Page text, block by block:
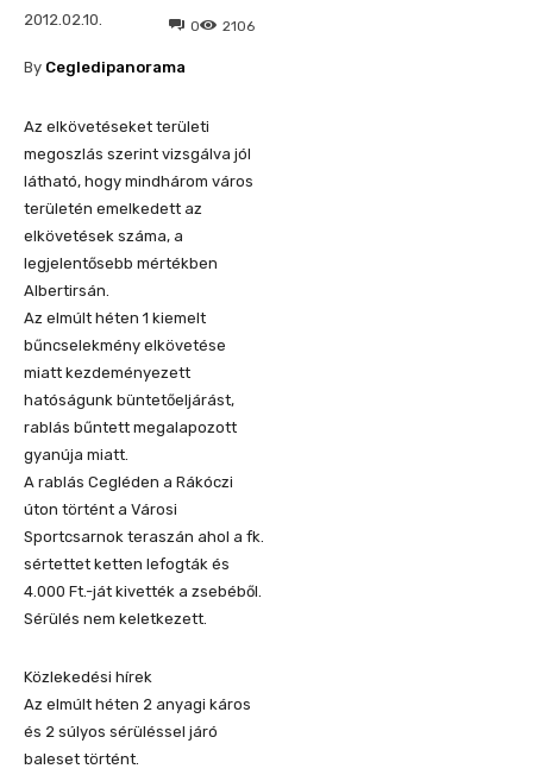
2012.02.10. 2106
0
By Cegledipanorama
Az elkövetéseket területi
megoszlás szerint vizsgálva jól
látható, hogy mindhárom város
területén emelkedett az
elkövetések száma, a
legjelentősebb mértékben
Albertirsán.
Az elmúlt héten 1 kiemelt
bűncselekmény elkövetése
miatt kezdeményezett
hatóságunk büntetőeljárást,
rablás bűntett megalapozott
gyanúja miatt.
A rablás Cegléden a Rákóczi
úton történt a Városi
Sportcsarnok teraszán ahol a fk.
sértettet ketten lefogták és
4.000 Ft.-ját kivették a zsebéből.
Sérülés nem keletkezett.
Közlekedési hírek
Az elmúlt héten 2 anyagi káros
és 2 súlyos sérüléssel járó
baleset történt.